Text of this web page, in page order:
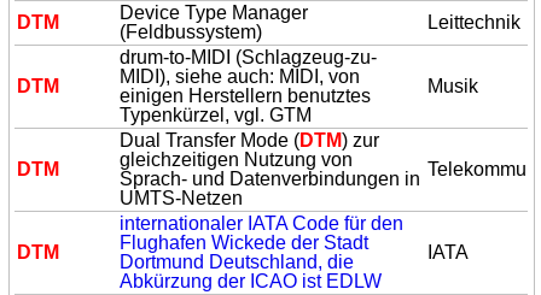
DTM
Device Type Manager
(Feldbussystem)
Leittechnik
DTM
drum-to-MIDI (Schlagzeug-zu-
MIDI), siehe auch: MIDI, von
einigen Herstellern benutztes
Typenkürzel, vgl. GTM
Musik
DTM
Dual Transfer Mode (DTM) zur
gleichzeitigen Nutzung von
Sprach- und Datenverbindungen in
UMTS-Netzen
DTM
internationaler IATA Code für den
Flughafen Wickede der Stadt
Dortmund Deutschland, die
Abkürzung der ICAO ist EDLW
IATA